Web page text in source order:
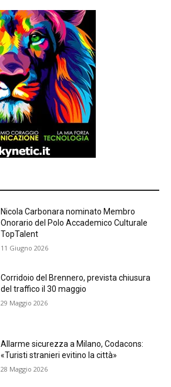
Nicola Carbonara nominato Membro
Onorario del Polo Accademico Culturale
TopTalent
11 Giugno 2026
Corridoio del Brennero, prevista chiusura
del traffico il 30 maggio
29 Maggio 2026
Allarme sicurezza a Milano, Codacons:
«Turisti stranieri evitino la città»
28 Maggio 2026